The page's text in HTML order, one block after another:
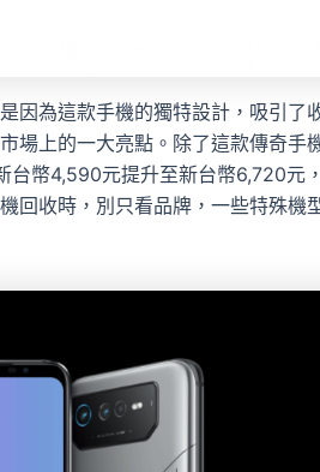
因為這款手機的獨特設計，吸引了
場上的一大亮點。除了這款傳奇手
台幣4,590元提升至新台幣6,720元
回收時，別只看品牌，一些特殊機